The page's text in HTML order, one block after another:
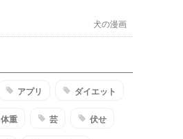
犬の漫画
アプリ ダイエット
体重 芸 伏せ